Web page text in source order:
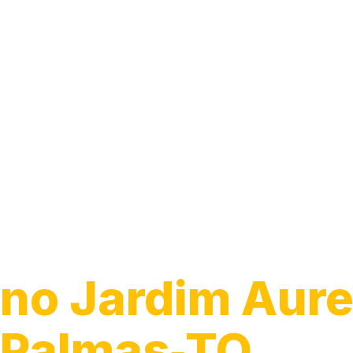
no Jardim